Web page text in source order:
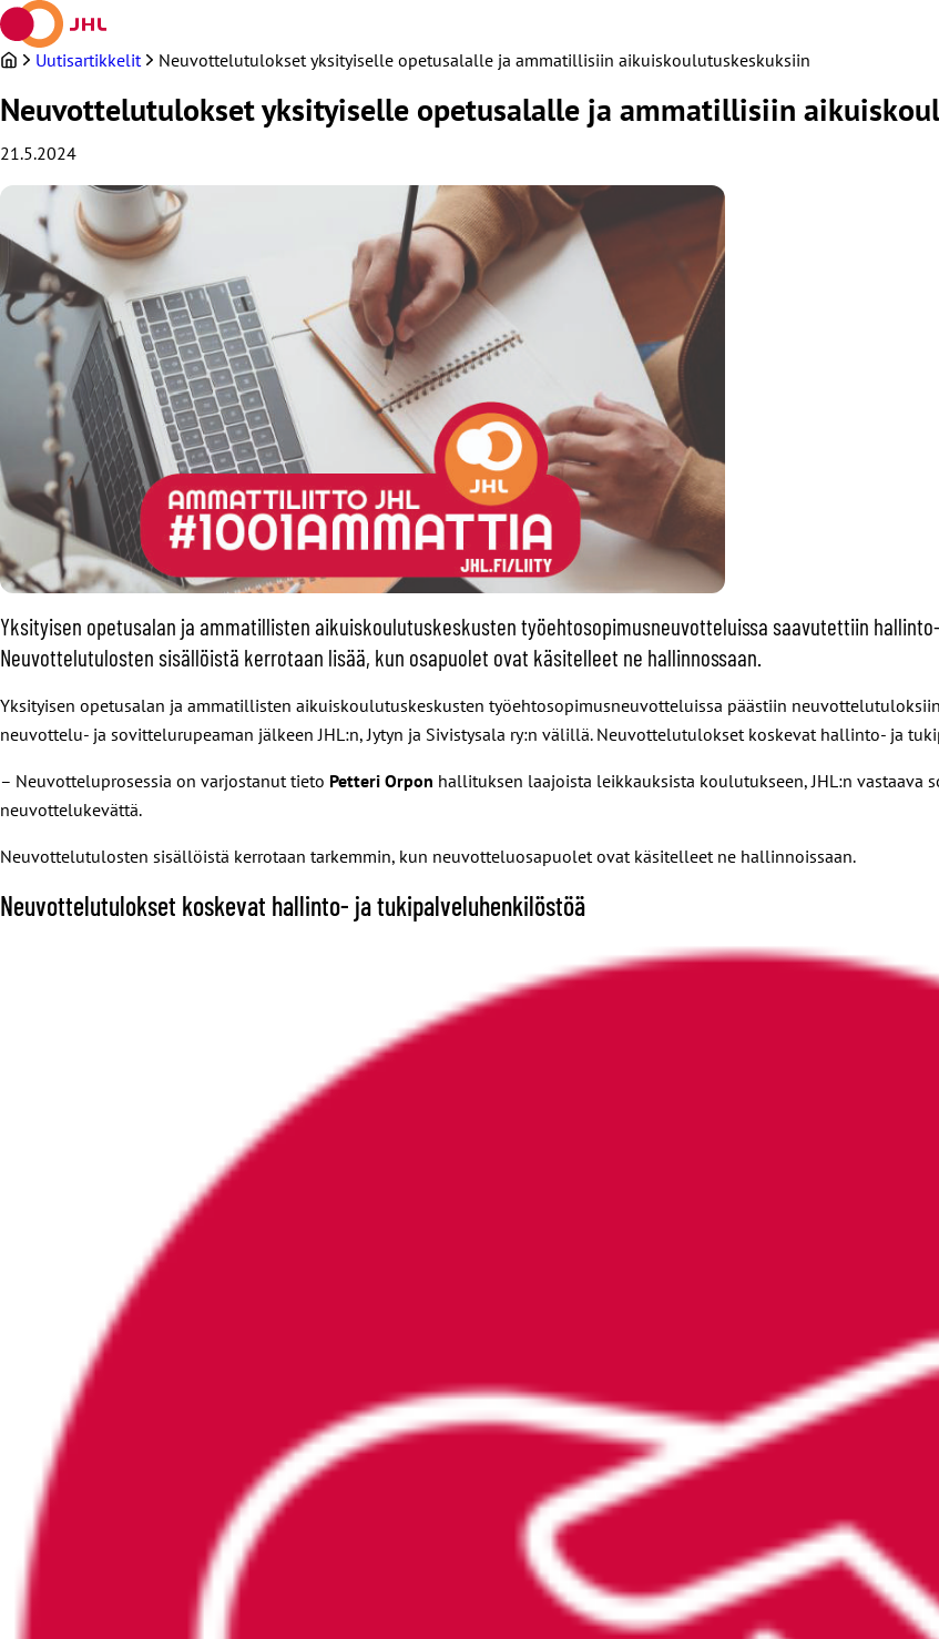
Siirry
sisältöön
Uutisartikkelit Neuvottelutulokset yksityiselle opetusalalle ja ammatillisiin aikuiskoulutuskeskuksiin
Neuvottelutulokset yksityiselle opetusalalle ja ammatillisiin
21.5.2024
Yksityisen opetusalan ja ammatillisten aikuiskoulutuskeskusten työehtosopimusneuvotteluissa saavutettiin
Neuvottelutulosten sisällöistä kerrotaan lisää, kun osapuolet ovat käsitelleet ne hallinnossaan.
Yksityisen opetusalan ja ammatillisten aikuiskoulutuskeskusten työehtosopimusneuvotteluissa päästiin
neuvottelu- ja sovittelurupeaman jälkeen JHL:n, Jytyn ja Sivistysala ry:n välillä. Neuvottelutulokset koskevat hallinto- ja
– Neuvotteluprosessia on varjostanut tieto Petteri Orpon hallituksen laajoista leikkauksista koulutukseen, JHL:n vastaava
neuvottelukevättä.
Neuvottelutulosten sisällöistä kerrotaan tarkemmin, kun neuvotteluosapuolet ovat käsitelleet ne hallinnoissaan.
Neuvottelutulokset koskevat hallinto- ja tukipalveluhenkilöstöä